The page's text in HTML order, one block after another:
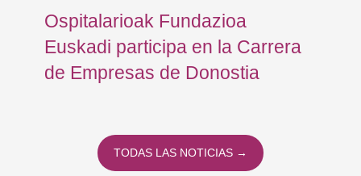
Ospitalarioak Fundazioa
Euskadi participa en la Carrera
de Empresas de Donostia
TODAS LAS NOTICIAS →